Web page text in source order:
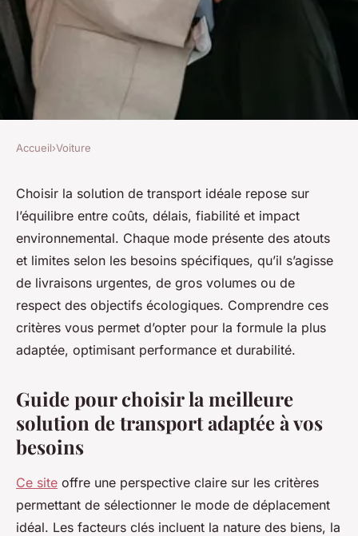
Choisir la meilleure solution
de transport adaptée à vous
Candice•2 novembre 2025•5 min de lecture
Accueil›Voiture
Choisir la solution de transport idéale repose sur
l’équilibre entre coûts, délais, fiabilité et impact
environnemental. Chaque mode présente des atouts
et limites selon les besoins spécifiques, qu’il s’agisse
de livraisons urgentes, de gros volumes ou de
respect des objectifs écologiques. Comprendre ces
critères vous permet d’opter pour la formule la plus
adaptée, optimisant performance et durabilité.
Guide pour choisir la meilleure
solution de transport adaptée à vos
besoins
Ce site offre une perspective claire sur les critères
permettant de sélectionner le mode de déplacement
idéal. Les facteurs clés incluent la nature des biens, la